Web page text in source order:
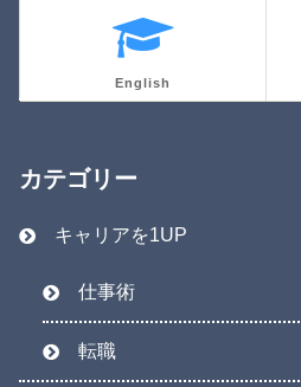
English
カテゴリー
キャリアを1UP
仕事術
転職